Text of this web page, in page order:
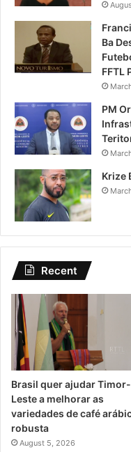
Ba
FFTL
PM
Krize
Recent
Brasil quer ajudar Timor-
Leste a melhorar as
variedades de café
robusta
August 5, 2026